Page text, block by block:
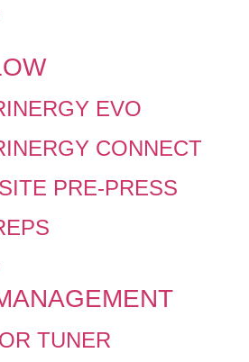
EVO
CONNECT
PRE-PRESS
TUNER